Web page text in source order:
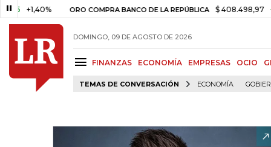
+1,40% ORO COMPRA BANCO DE LA REPÚBLICA $ 408.498,97 +$
DOMINGO, 09 DE AGOSTO DE 2026
FINANZAS ECONOMÍA EMPRESAS OCIO
TEMAS DE CONVERSACIÓN ECONOMÍA